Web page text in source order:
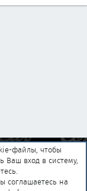
R
файлы, чтобы
Ваш вход в систему,
соглашаетесь на